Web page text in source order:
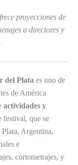
proyecciones de
a directores y
del Plata es uno de
de América
actividades y
festival, que se
Argentina,
e
cortometrajes, y